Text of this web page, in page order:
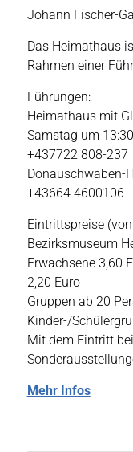
Johann Fischer-
Das Heimathaus
Rahmen einer
Führungen:
Heimathaus mit
Samstag um
+437722 808-237
Donauschwaben-
+43664 4600106
Eintrittspreise
Bezirksmuseum
Erwachsene 3,60
2,20 Euro
Gruppen ab 20
Kinder-/
Mit dem Eintritt
Mehr Infos